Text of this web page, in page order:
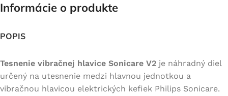
Informácie o produkte
POPIS
Tesnenie vibračnej hlavice Sonicare V2 je náhradný diel
určený na utesnenie medzi hlavnou jednotkou a
vibračnou hlavicou elektrických kefiek Philips Sonicare.